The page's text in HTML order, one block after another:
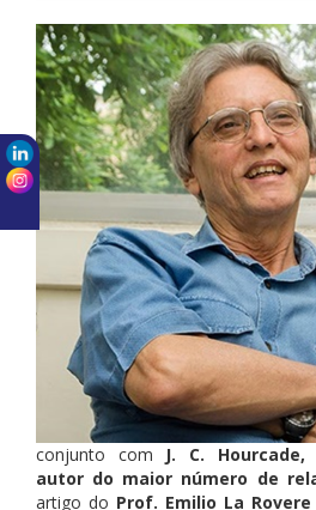
conjunto com J. C.
autor do maior número de
artigo do Prof. Emilio La